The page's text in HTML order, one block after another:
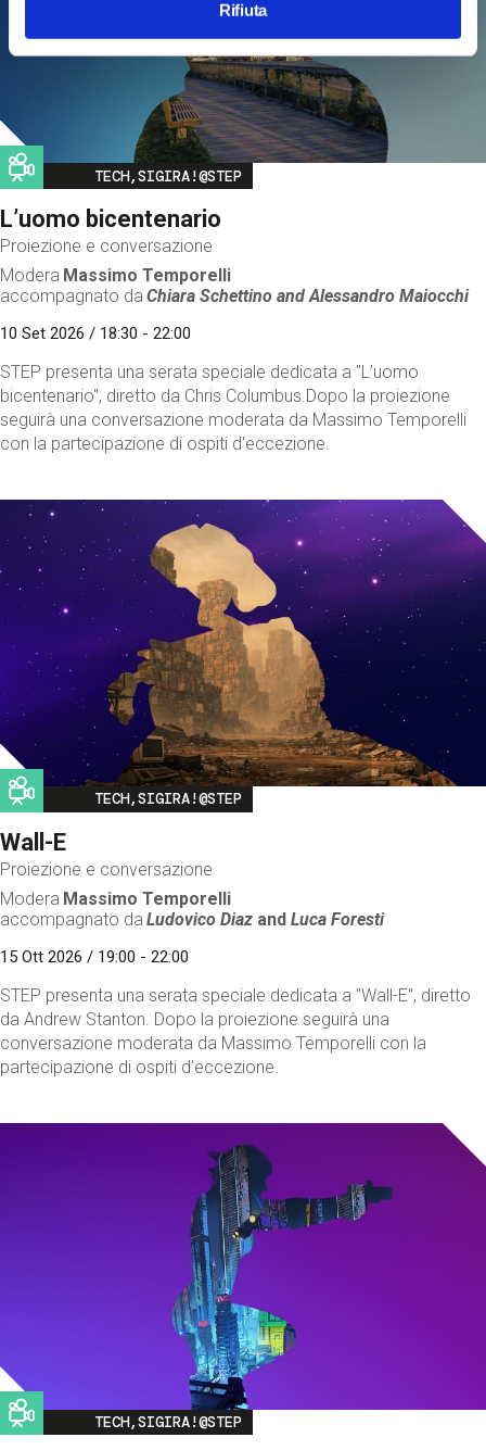
Rifiuta
Image
TECH,SIGIRA!@STEP
L’uomo bicentenario
Proiezione e conversazione
Modera Massimo Temporelli
accompagnato da Chiara Schettino andAlessandro Maiocchi
10 Set 2026 / 18:30 - 22:00
STEP presenta una serata speciale dedicata a "L’uomo
bicentenario", diretto da Chris Columbus.Dopo la proiezione
seguirà una conversazione moderata da Massimo Temporelli
con la partecipazione di ospiti d'eccezione.
Image
TECH,SIGIRA!@STEP
Wall-E
Proiezione e conversazione
Modera Massimo Temporelli
accompagnato da Ludovico Diaz andLuca Foresti
15 Ott 2026 / 19:00 - 22:00
STEP presenta una serata speciale dedicata a "Wall-E", diretto
da Andrew Stanton. Dopo la proiezione seguirà una
conversazione moderata da Massimo Temporelli con la
partecipazione di ospiti d'eccezione.
Image
TECH,SIGIRA!@STEP